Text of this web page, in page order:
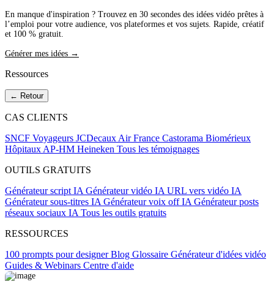
En manque d'inspiration ? Trouvez en 30 secondes des idées vidéo prêtes à
l’emploi pour votre audience, vos plateformes et vos sujets. Rapide, créatif
et 100 % gratuit.
Générer mes idées →
Ressources
← Retour
CAS CLIENTS
SNCF Voyageurs JCDecaux Air France Castorama Biomérieux
Hôpitaux AP-HM Heineken Tous les témoignages
OUTILS GRATUITS
Générateur script IA Générateur vidéo IA URL vers vidéo IA
Générateur sous-titres IA Générateur voix off IA Générateur posts
réseaux sociaux IA Tous les outils gratuits
RESSOURCES
100 prompts pour designerBlog Glossaire Générateur d'idées vidéo
Guides & Webinars Centre d'aide